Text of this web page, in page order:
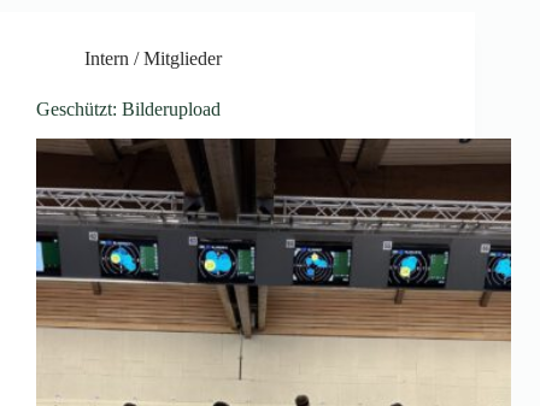
Intern / Mitglieder
Geschützt: Bilderupload